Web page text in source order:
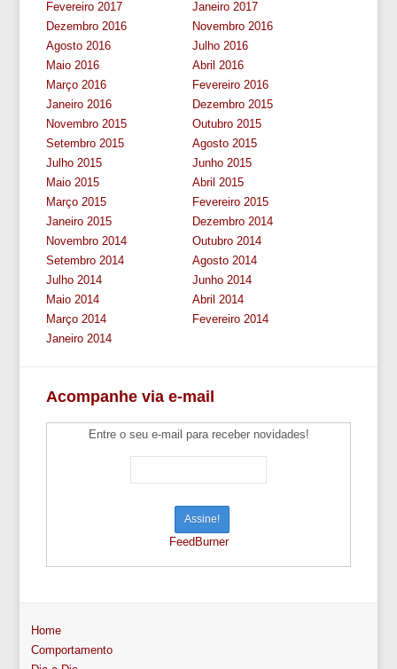
Fevereiro 2017
Janeiro 2017
Dezembro 2016
Novembro 2016
Agosto 2016
Julho 2016
Maio 2016
Abril 2016
Março 2016
Fevereiro 2016
Janeiro 2016
Dezembro 2015
Novembro 2015
Outubro 2015
Setembro 2015
Agosto 2015
Julho 2015
Junho 2015
Maio 2015
Abril 2015
Março 2015
Fevereiro 2015
Janeiro 2015
Dezembro 2014
Novembro 2014
Outubro 2014
Setembro 2014
Agosto 2014
Julho 2014
Junho 2014
Maio 2014
Abril 2014
Março 2014
Fevereiro 2014
Janeiro 2014
Acompanhe via e-mail
Entre o seu e-mail para receber novidades!
FeedBurner
Home
Comportamento